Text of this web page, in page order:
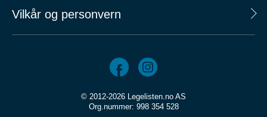
Vilkår og personvern
© 2012-2026 Legelisten.no AS
Org.nummer: 998 354 528